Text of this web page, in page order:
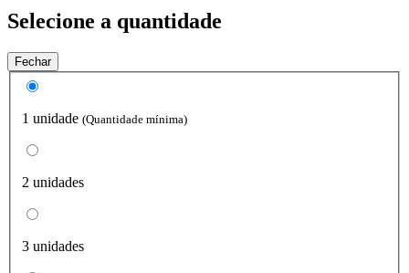
Selecione a quantidade
Fechar
1 unidade (Quantidade mínima)
2 unidades
3 unidades